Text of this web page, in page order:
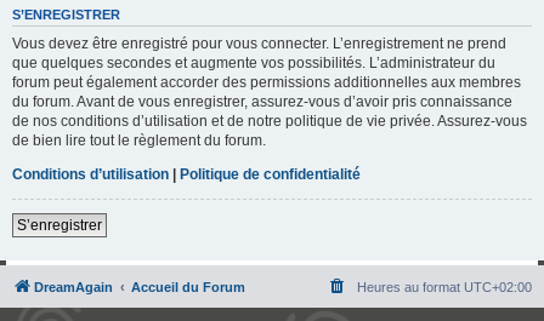
S’ENREGISTRER
Vous devez être enregistré pour vous connecter. L’enregistrement ne prend
que quelques secondes et augmente vos possibilités. L’administrateur du
forum peut également accorder des permissions additionnelles aux membres
du forum. Avant de vous enregistrer, assurez-vous d’avoir pris connaissance
de nos conditions d’utilisation et de notre politique de vie privée. Assurez-vous
de bien lire tout le règlement du forum.
Conditions d’utilisation | Politique de confidentialité
S’enregistrer
DreamAgain Accueil du Forum Heures au format UTC+02:00